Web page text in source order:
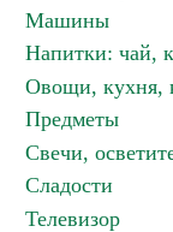
Машины
Напитки: чай,
Овощи, кухня,
Предметы
Свечи,
Сладости
Телевизор